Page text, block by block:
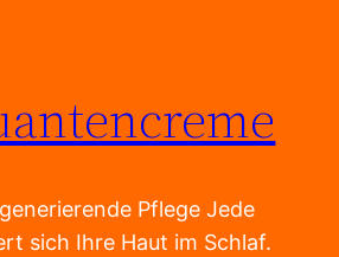
Pflege Jede
sich Ihre Haut im Schlaf.